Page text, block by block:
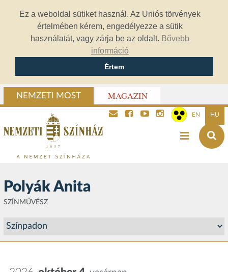
Ez a weboldal sütiket használ. Az Uniós törvények
értelmében kérem, engedélyezze a sütik
használatát, vagy zárja be az oldalt. Bővebb
információ
Értem
NEMZETI MOST MAGAZIN
EN HU
Polyák Anita
SZÍNMŰVÉSZ